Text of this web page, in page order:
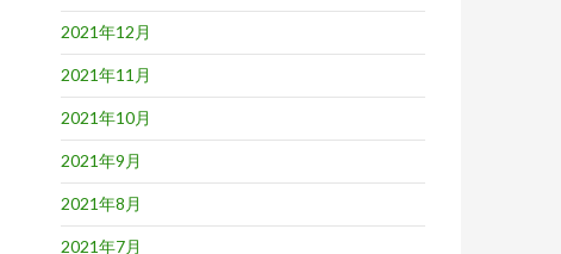
2021年12月
2021年11月
2021年10月
2021年9月
2021年8月
2021年7月